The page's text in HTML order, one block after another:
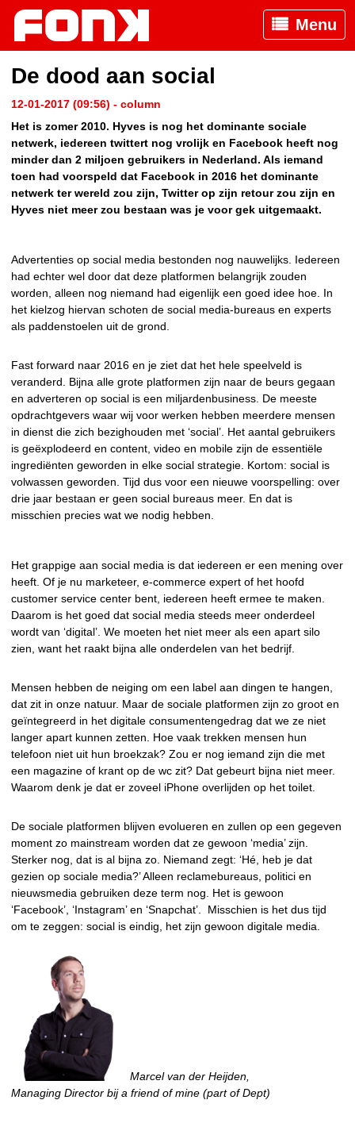
Menu
De dood aan social
12-01-2017 (09:56) - column
Het is zomer 2010. Hyves is nog het dominante sociale
netwerk, iedereen twittert nog vrolijk en Facebook heeft nog
minder dan 2 miljoen gebruikers in Nederland. Als iemand
toen had voorspeld dat Facebook in 2016 het dominante
netwerk ter wereld zou zijn, Twitter op zijn retour zou zijn en
Hyves niet meer zou bestaan was je voor gek uitgemaakt.
Advertenties op social media bestonden nog nauwelijks. Iedereen
had echter wel door dat deze platformen belangrijk zouden
worden, alleen nog niemand had eigenlijk een goed idee hoe. In
het kielzog hiervan schoten de social media-bureaus en experts
als paddenstoelen uit de grond.
Fast forward naar 2016 en je ziet dat het hele speelveld is
veranderd. Bijna alle grote platformen zijn naar de beurs gegaan
en adverteren op social is een miljardenbusiness. De meeste
opdrachtgevers waar wij voor werken hebben meerdere mensen
in dienst die zich bezighouden met ‘social’. Het aantal gebruikers
is geëxplodeerd en content, video en mobile zijn de essentiële
ingrediënten geworden in elke social strategie. Kortom: social is
volwassen geworden. Tijd dus voor een nieuwe voorspelling: over
drie jaar bestaan er geen social bureaus meer. En dat is
misschien precies wat we nodig hebben.
Het grappige aan social media is dat iedereen er een mening over
heeft. Of je nu marketeer, e-commerce expert of het hoofd
customer service center bent, iedereen heeft ermee te maken.
Daarom is het goed dat social media steeds meer onderdeel
wordt van ‘digital’. We moeten het niet meer als een apart silo
zien, want het raakt bijna alle onderdelen van het bedrijf.
Mensen hebben de neiging om een label aan dingen te hangen,
dat zit in onze natuur. Maar de sociale platformen zijn zo groot en
geïntegreerd in het digitale consumentengedrag dat we ze niet
langer apart kunnen zetten. Hoe vaak trekken mensen hun
telefoon niet uit hun broekzak? Zou er nog iemand zijn die met
een magazine of krant op de wc zit? Dat gebeurt bijna niet meer.
Waarom denk je dat er zoveel iPhone overlijden op het toilet.
De sociale platformen blijven evolueren en zullen op een gegeven
moment zo mainstream worden dat ze gewoon ‘media’ zijn.
Sterker nog, dat is al bijna zo. Niemand zegt: ‘Hé, heb je dat
gezien op sociale media?’ Alleen reclamebureaus, politici en
nieuwsmedia gebruiken deze term nog. Het is gewoon
‘Facebook’, ‘Instagram’ en ‘Snapchat’. Misschien is het dus tijd
om te zeggen: social is eindig, het zijn gewoon digitale media.
Marcel van der Heijden,
Managing Director bij a friend of mine (part of Dept)